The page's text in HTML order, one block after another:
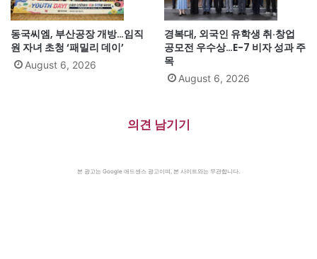
동국씨엠, 부산공장 개방…임직
원 자녀 초청 ‘패밀리 데이’
August 6, 2026
경복대, 외국인 유학생 취·창업
공모전 우수상…E-7 비자 성과 주
목
August 6, 2026
의견 남기기
본 광고는 Google 애드센스 광고이며, 본 사이트와는 무관합니다.